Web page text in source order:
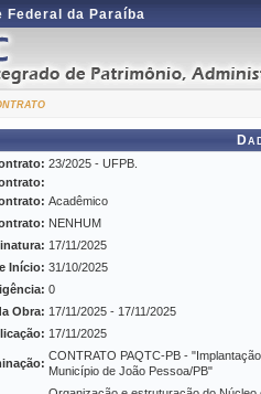
Federal da Paraíba
23/2025 - UFPB.
Acadêmico
NENHUM
17/11/2025
Início: 31/10/2025
0
Obra: 17/11/2025 - 17/11/2025
17/11/2025
CONTRATO PAQTC-PB -
Município de João Pessoa/PB"